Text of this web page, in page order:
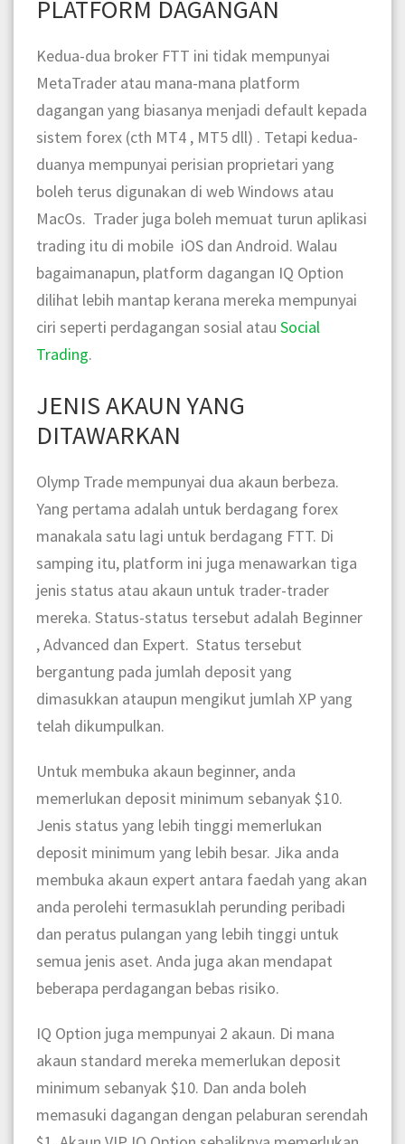
PLATFORM DAGANGAN
Kedua-dua broker FTT ini tidak mempunyai
MetaTrader atau mana-mana platform
dagangan yang biasanya menjadi default kepada
sistem forex (cth MT4 , MT5 dll) . Tetapi kedua-
duanya mempunyai perisian proprietari yang
boleh terus digunakan di web Windows atau
MacOs. Trader juga boleh memuat turun aplikasi
trading itu di mobile iOS dan Android. Walau
bagaimanapun, platform dagangan IQ Option
dilihat lebih mantap kerana mereka mempunyai
ciri seperti perdagangan sosial atau Social
Trading.
JENIS AKAUN YANG
DITAWARKAN
Olymp Trade mempunyai dua akaun berbeza.
Yang pertama adalah untuk berdagang forex
manakala satu lagi untuk berdagang FTT. Di
samping itu, platform ini juga menawarkan tiga
jenis status atau akaun untuk trader-trader
mereka. Status-status tersebut adalah Beginner
, Advanced dan Expert. Status tersebut
bergantung pada jumlah deposit yang
dimasukkan ataupun mengikut jumlah XP yang
telah dikumpulkan.
Untuk membuka akaun beginner, anda
memerlukan deposit minimum sebanyak $10.
Jenis status yang lebih tinggi memerlukan
deposit minimum yang lebih besar. Jika anda
membuka akaun expert antara faedah yang akan
anda perolehi termasuklah perunding peribadi
dan peratus pulangan yang lebih tinggi untuk
semua jenis aset. Anda juga akan mendapat
beberapa perdagangan bebas risiko.
​​IQ Option juga mempunyai 2 akaun. Di mana
akaun standard mereka memerlukan deposit
minimum sebanyak $10. Dan anda boleh
memasuki dagangan dengan pelaburan serendah